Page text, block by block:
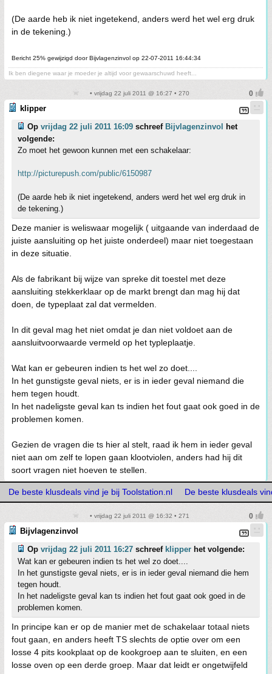
(De aarde heb ik niet ingetekend, anders werd het wel erg druk
in de tekening.)
Bericht 25% gewijzigd door Bijvlagenzinvol op 22-07-2011 16:44:34
Ik ben diegene waar je moeder je altijd voor gewaarschuwd heeft...
• vrijdag 22 juli 2011 @ 16:27 • 270
klipper
Op vrijdag 22 juli 2011 16:09 schreef Bijvlagenzinvol
het
volgende:
Zo moet het gewoon kunnen met een schakelaar:
http://picturepush.com/public/6150987
(De aarde heb ik niet ingetekend, anders werd het wel erg druk in
de tekening.)
Deze manier is weliswaar mogelijk ( uitgaande van inderdaad de
juiste aansluiting op het juiste onderdeel) maar niet toegestaan
in deze situatie.
Als de fabrikant bij wijze van spreke dit toestel met deze
aansluiting stekkerklaar op de markt brengt dan mag hij dat
doen, de typeplaat zal dat vermelden.
In dit geval mag het niet omdat je dan niet voldoet aan de
aansluitvoorwaarde vermeld op het typleplaatje.
Wat kan er gebeuren indien ts het wel zo doet....
In het gunstigste geval niets, er is in ieder geval niemand die
hem tegen houdt.
In het nadeligste geval kan ts indien het fout gaat ook goed in de
problemen komen.
Gezien de vragen die ts hier al stelt, raad ik hem in ieder geval
niet aan om zelf te lopen gaan klootviolen, anders had hij dit
soort vragen niet hoeven te stellen.
De beste klusdeals vind je bij Toolstation.nl De beste klusdeals
• vrijdag 22 juli 2011 @ 16:32 • 271
Bijvlagenzinvol
Op vrijdag 22 juli 2011 16:27 schreef klipper het volgende:
Wat kan er gebeuren indien ts het wel zo doet....
In het gunstigste geval niets, er is in ieder geval niemand die hem
tegen houdt.
In het nadeligste geval kan ts indien het fout gaat ook goed in de
problemen komen.
In principe kan er op de manier met de schakelaar totaal niets
fout gaan, en anders heeft TS slechts de optie over om een
losse 4 pits kookplaat op de kookgroep aan te sluiten, en een
losse oven op een derde groep. Maar dat leidt er ongetwijfeld